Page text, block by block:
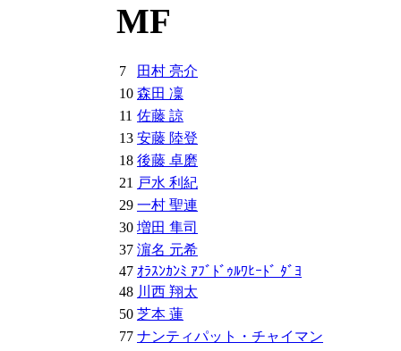
MF
7
田村 亮介
10 森田 凜
11 佐藤 諒
13 安藤 陸登
18 後藤 卓磨
21 戸水 利紀
29 一村 聖連
30 増田 隼司
37 濵名 元希
47 ｵﾗｽﾝｶﾝﾐ ｱﾌﾞﾄﾞｩﾙﾜﾋｰﾄﾞ ﾀﾞﾖ
48 川西 翔太
50 芝本 蓮
77 ナンティパット・チャイマン